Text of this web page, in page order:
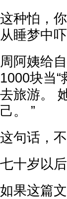
这种怕，
从睡梦中吓
周阿姨给
1000块当
去旅游。
己。 ”
这句话，
七十岁以
如果这篇